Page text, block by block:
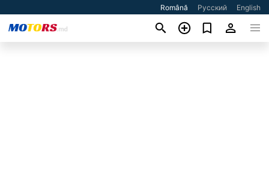
Română Русский English